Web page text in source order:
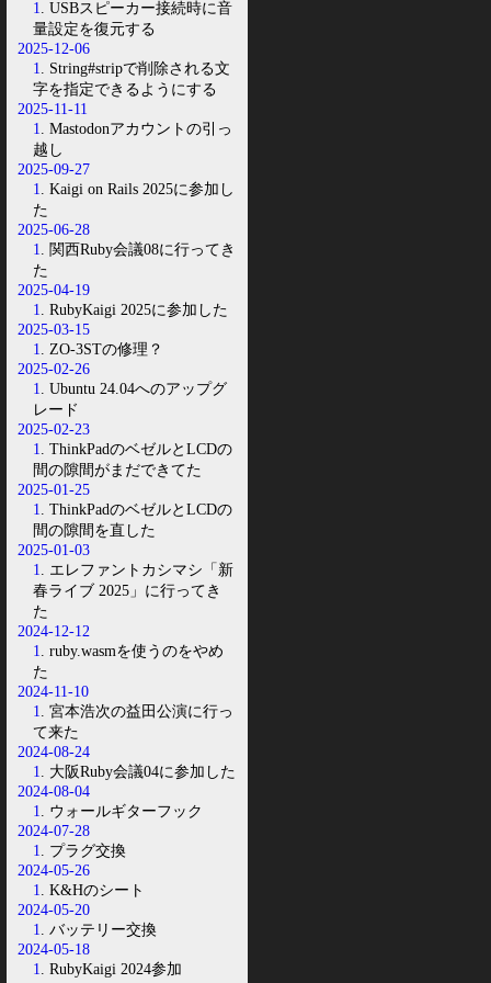
1
. USBスピーカー接続時に音
量設定を復元する
2025-12-06
1
. String#stripで削除される文
字を指定できるようにする
2025-11-11
1
. Mastodonアカウントの引っ
越し
2025-09-27
1
. Kaigi on Rails 2025に参加し
た
2025-06-28
1
. 関西Ruby会議08に行ってき
た
2025-04-19
1
. RubyKaigi 2025に参加した
2025-03-15
1
. ZO-3STの修理？
2025-02-26
1
. Ubuntu 24.04へのアップグ
レード
2025-02-23
1
. ThinkPadのベゼルとLCDの
間の隙間がまだできてた
2025-01-25
1
. ThinkPadのベゼルとLCDの
間の隙間を直した
2025-01-03
1
. エレファントカシマシ「新
春ライブ 2025」に行ってき
た
2024-12-12
1
. ruby.wasmを使うのをやめ
た
2024-11-10
1
. 宮本浩次の益田公演に行っ
て来た
2024-08-24
1
. 大阪Ruby会議04に参加した
2024-08-04
1
. ウォールギターフック
2024-07-28
1
. プラグ交換
2024-05-26
1
. K&Hのシート
2024-05-20
1
. バッテリー交換
2024-05-18
1
. RubyKaigi 2024参加